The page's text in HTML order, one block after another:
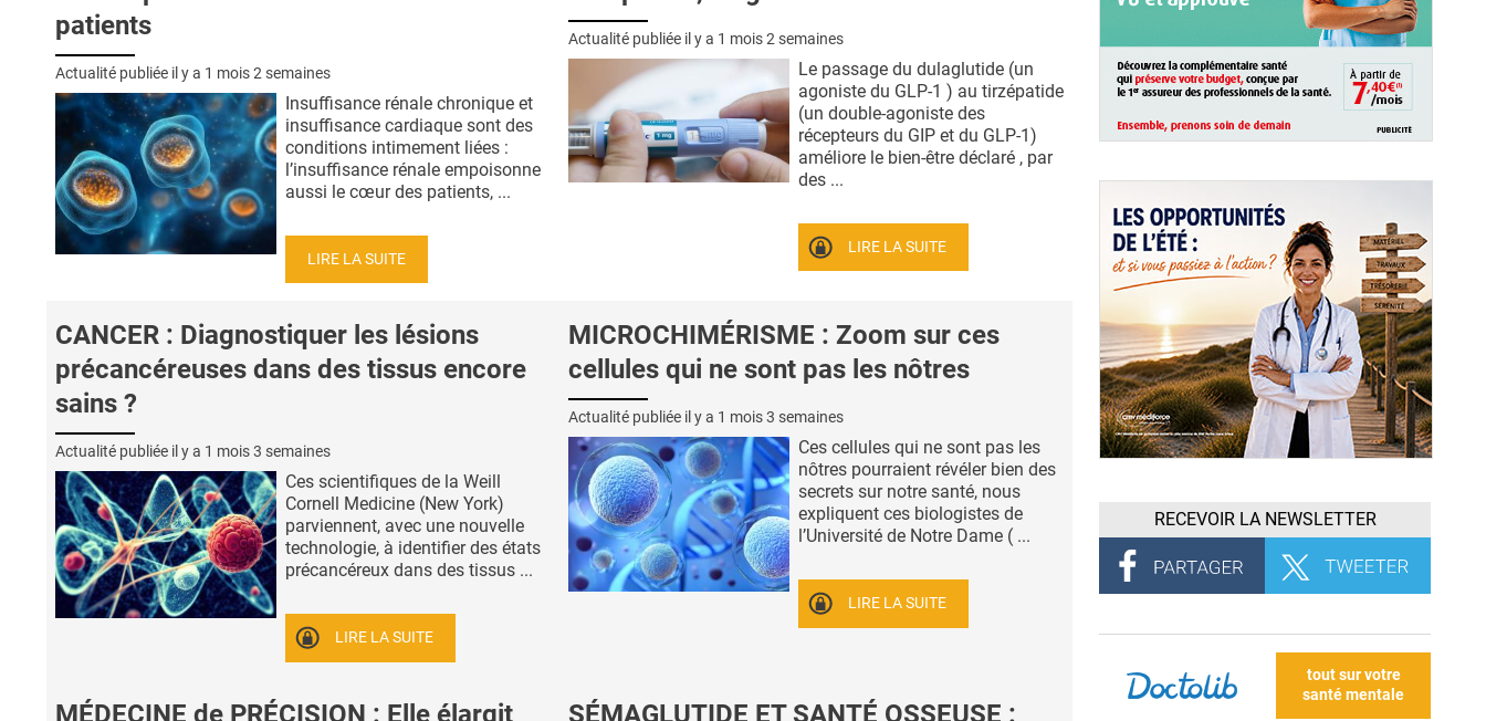
patients
Actualité publiée il y a 1 mois 2 semaines
Insuffisance rénale chronique et
insuffisance cardiaque sont des
conditions intimement liées :
l’insuffisance rénale empoisonne
aussi le cœur des patients, ...
LIRE LA SUITE
Actualité publiée il y a 1 mois 2 semaines
Le passage du dulaglutide (un
agoniste du GLP-1 ) au tirzépatide
(un double-agoniste des
récepteurs du GIP et du GLP-1)
améliore le bien-être déclaré , par
des ...
LIRE LA SUITE
CANCER : Diagnostiquer les lésions
précancéreuses dans des tissus encore
sains ?
Actualité publiée il y a 1 mois 3 semaines
Ces scientifiques de la Weill
Cornell Medicine (New York)
parviennent, avec une nouvelle
technologie, à identifier des états
précancéreux dans des tissus ...
LIRE LA SUITE
MICROCHIMÉRISME : Zoom sur ces
cellules qui ne sont pas les nôtres
Actualité publiée il y a 1 mois 3 semaines
Ces cellules qui ne sont pas les
nôtres pourraient révéler bien des
secrets sur notre santé, nous
expliquent ces biologistes de
l’Université de Notre Dame ( ...
LIRE LA SUITE
MÉDECINE de PRÉCISION : Elle élargit
SÉMAGLUTIDE ET SANTÉ OSSEUSE :
RECEVOIR LA NEWSLETTER
tout sur votre
santé mentale